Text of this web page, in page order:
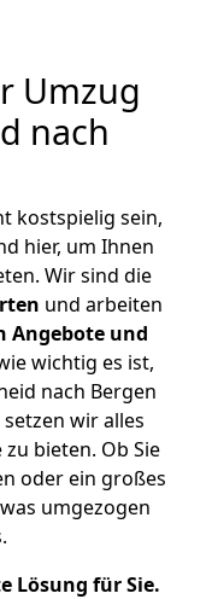
Umzug
nach
kostspielig sein,
hier, um Ihnen
Wir sind die
und arbeiten
Angebote und
wichtig es ist,
nach Bergen
wir alles
bieten. Ob Sie
oder ein großes
umgezogen
Lösung für Sie.